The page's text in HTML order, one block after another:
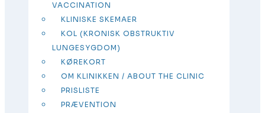
VACCINATION
KLINISKE SKEMAER
KOL (KRONISK OBSTRUKTIV
LUNGESYGDOM)
KØREKORT
OM KLINIKKEN / ABOUT THE CLINIC
PRISLISTE
PRÆVENTION